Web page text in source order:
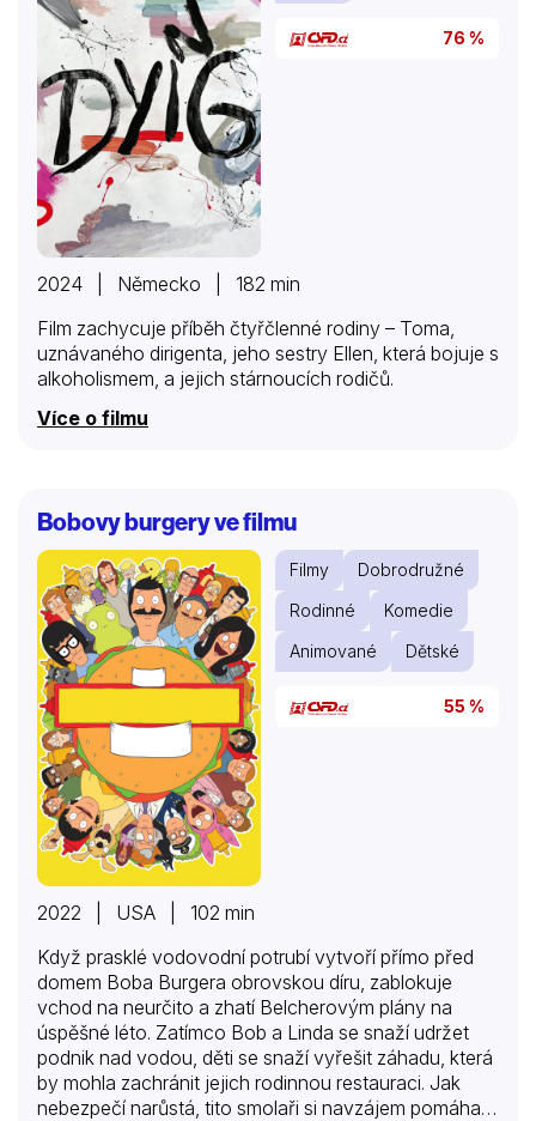
76 %
2024 | Německo | 182 min
Film zachycuje příběh čtyřčlenné rodiny – Toma,
uznávaného dirigenta, jeho sestry Ellen, která bojuje s
alkoholismem, a jejich stárnoucích rodičů.
Více o filmu
Bobovy burgery ve filmu
Filmy
Dobrodružné
Rodinné
Komedie
Animované
Dětské
55 %
2022 | USA | 102 min
Když prasklé vodovodní potrubí vytvoří přímo před
domem Boba Burgera obrovskou díru, zablokuje
vchod na neurčito a zhatí Belcherovým plány na
úspěšné léto. Zatímco Bob a Linda se snaží udržet
podnik nad vodou, děti se snaží vyřešit záhadu, která
by mohla zachránit jejich rodinnou restauraci. Jak
nebezpečí narůstá, tito smolaři si navzájem pomáhají